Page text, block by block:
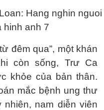
đêm qua”, một khán
còn sống, Trư Ca
khỏe của bản thân.
mắc bệnh ung thư
nhiên, nam diễn viên